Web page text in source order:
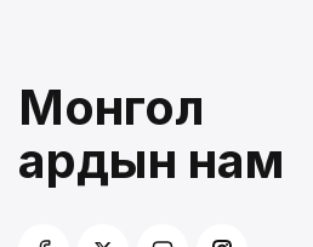
Монгол
ардын нам